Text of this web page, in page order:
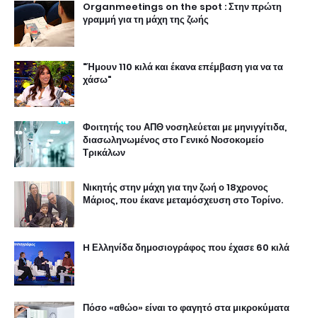
Organmeetings on the spot : Στην πρώτη
γραμμή για τη μάχη της ζωής
"Ήμουν 110 κιλά και έκανα επέμβαση για να τα
χάσω"
Φοιτητής του ΑΠΘ νοσηλεύεται με μηνιγγίτιδα,
διασωληνωμένος στο Γενικό Νοσοκομείο
Τρικάλων
Νικητής στην μάχη για την ζωή ο 18χρονος
Μάριος, που έκανε μεταμόσχευση στο Τορίνο.
H Ελληνίδα δημοσιογράφος που έχασε 60 κιλά
Πόσο «αθώο» είναι το φαγητό στα μικροκύματα